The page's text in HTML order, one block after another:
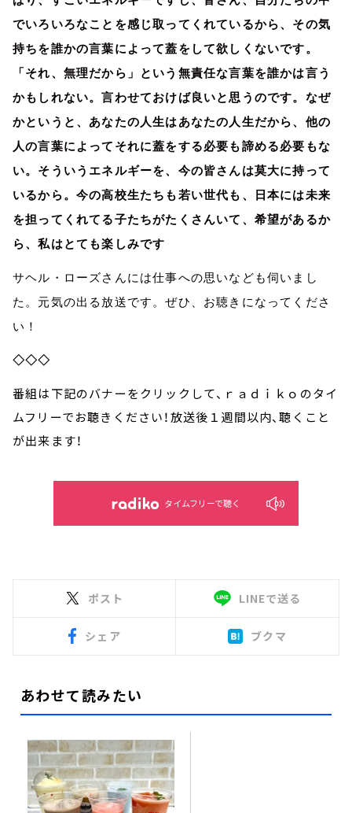
でいろいろなことを感じ取ってくれているから、その気
持ちを誰かの言葉によって蓋をして欲しくないです。
「それ、無理だから」という無責任な言葉を誰かは言う
かもしれない。言わせておけば良いと思うのです。なぜ
かというと、あなたの人生はあなたの人生だから、他の
人の言葉によってそれに蓋をする必要も諦める必要もな
い。そういうエネルギーを、今の皆さんは莫大に持って
いるから。今の高校生たちも若い世代も、日本には未来
を担ってくれてる子たちがたくさんいて、希望があるか
ら、私はとても楽しみです
サヘル・ローズさんには仕事への思いなども伺いまし
た。元気の出る放送です。ぜひ、お聴きになってくださ
い！
◇◇◇
番組は下記のバナーをクリックして、ｒａｄｉｋｏのタイ
ムフリーでお聴きください！放送後１週間以内、聴くこと
が出来ます！
タイムフリーで聴く
ポスト LINEで送る
シェア ブクマ
あわせて読みたい